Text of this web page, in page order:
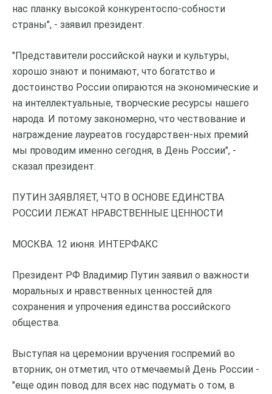
нас планку высокой конкурентоспо-собности
страны", - заявил президент.
"Представители российской науки и культуры,
хорошо знают и понимают, что богатство и
достоинство России опираются на экономические и
на интеллектуальные, творческие ресурсы нашего
народа. И потому закономерно, что чествование и
награждение лауреатов государствен-ных премий
мы проводим именно сегодня, в День России", -
сказал президент.
ПУТИН ЗАЯВЛЯЕТ, ЧТО В ОСНОВЕ ЕДИНСТВА
РОССИИ ЛЕЖАТ НРАВСТВЕННЫЕ ЦЕННОСТИ
МОСКВА. 12 июня. ИНТЕРФАКС
Президент РФ Владимир Путин заявил о важности
моральных и нравственных ценностей для
сохранения и упрочения единства российского
общества.
Выступая на церемонии вручения госпремий во
вторник, он отметил, что отмечаемый День России -
"еще один повод для всех нас подумать о том, в